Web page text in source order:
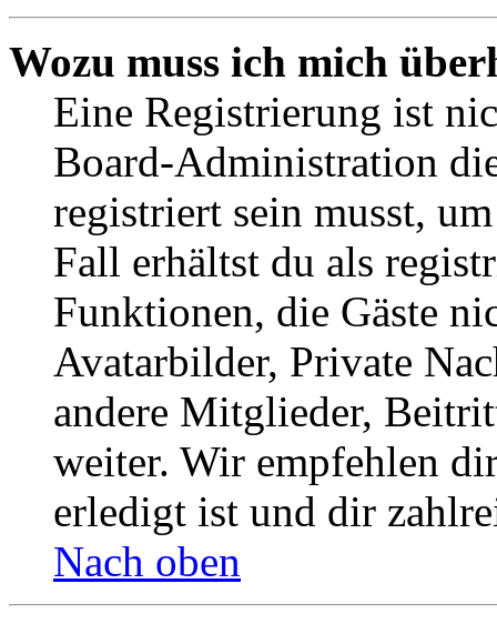
Wozu muss ich mich
Eine Registrierung ist
Board-Administration
registriert sein musst,
Fall erhältst du als
Funktionen, die Gäste
Avatarbilder, Private
andere Mitglieder,
weiter. Wir empfehlen
erledigt ist und dir
Nach oben